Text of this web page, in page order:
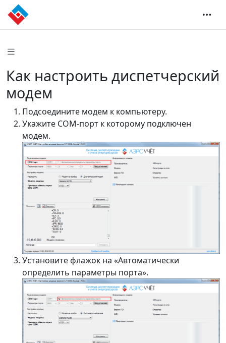
Как настроить диспетчерский
модем
Подсоедините модем к компьютеру.
Укажите COM-порт к которому подключен
модем.
Установите флажок на «Автоматически
определить параметры порта».